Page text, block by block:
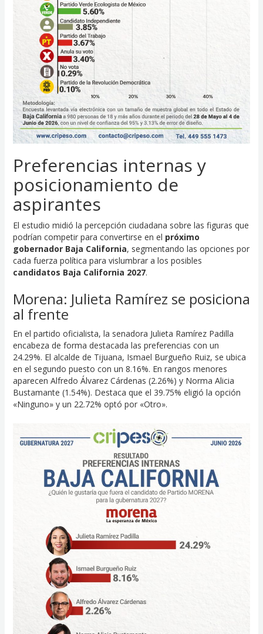
Preferencias internas y
posicionamiento de
aspirantes
El estudio midió la percepción ciudadana sobre las figuras que
podrían competir para convertirse en el próximo
gobernador Baja California, segmentando las opciones por
cada fuerza política para vislumbrar a los posibles
candidatos Baja California 2027.
Morena: Julieta Ramírez se posiciona
al frente
En el partido oficialista, la senadora Julieta Ramírez Padilla
encabeza de forma destacada las preferencias con un
24.29%. El alcalde de Tijuana, Ismael Burgueño Ruiz, se ubica
en el segundo puesto con un 8.16%. En rangos menores
aparecen Alfredo Álvarez Cárdenas (2.26%) y Norma Alicia
Bustamante (1.54%). Destaca que el 39.75% eligió la opción
«Ninguno» y un 22.72% optó por «Otro».